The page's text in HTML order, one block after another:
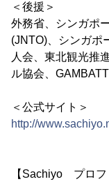
＜後援＞
外務省、シンガポ
(JNTO)、シンガポ
人会、東北観光推
ル協会、
＜公式サイト＞
http://
【Sachiyo プロフ